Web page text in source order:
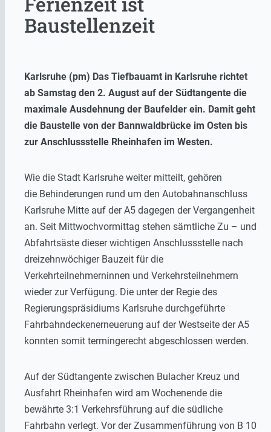
Baustellenzeit
Karlsruhe (pm) Das Tiefbauamt in Karlsruhe richtet
ab Samstag den 2. August auf der Südtangente die
maximale Ausdehnung der Baufelder ein. Damit geht
die Baustelle von der Bannwaldbrücke im Osten bis
zur Anschlussstelle Rheinhafen im Westen.
Wie die Stadt Karlsruhe weiter mitteilt, gehören
die Behinderungen rund um den Autobahnanschluss
Karlsruhe Mitte auf der A5 dagegen der Vergangenheit
an. Seit Mittwochvormittag stehen sämtliche Zu – und
Abfahrtsäste dieser wichtigen Anschlussstelle nach
dreizehnwöchiger Bauzeit für die
Verkehrteilnehmerninnen und Verkehrsteilnehmern
wieder zur Verfügung. Die unter der Regie des
Regierungspräsidiums Karlsruhe durchgeführte
Fahrbahndeckenerneuerung auf der Westseite der A5
konnten somit termingerecht abgeschlossen werden.
Auf der Südtangente zwischen Bulacher Kreuz und
Ausfahrt Rheinhafen wird am Wochenende die
bewährte 3:1 Verkehrsführung auf die südliche
Fahrbahn verlegt. Vor der Zusammenführung von B 10